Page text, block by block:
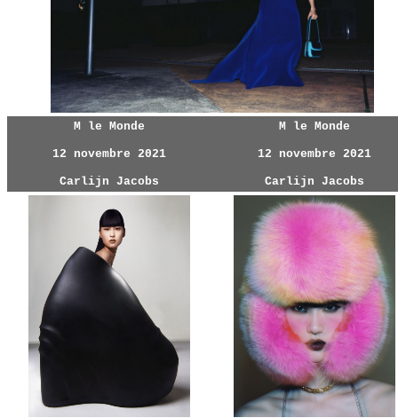
M le Monde
12 novembre 2021
Carlijn Jacobs
M le Monde
12 novembre 2021
Carlijn Jacobs